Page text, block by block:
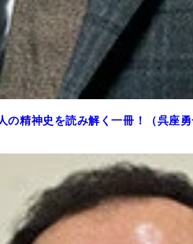
精神史を読み解く一冊！（呉座勇